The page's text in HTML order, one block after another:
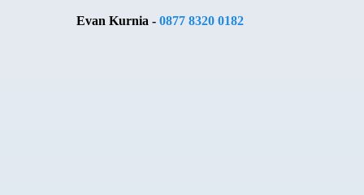
Evan Kurnia -0877 8320 0182